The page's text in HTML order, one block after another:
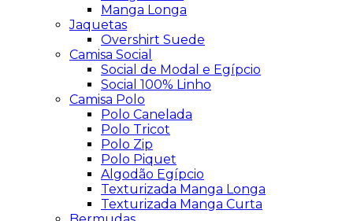
Manga Longa
Jaquetas
Overshirt Suede
Camisa Social
Social de Modal e Egípcio
Social 100% Linho
Camisa Polo
Polo Canelada
Polo Tricot
Polo Zip
Polo Piquet
Algodão Egípcio
Texturizada Manga Longa
Texturizada Manga Curta